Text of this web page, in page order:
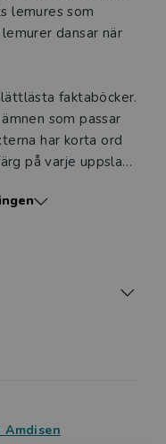
lemures som
dansar när
faktaböcker.
som passar
har korta ord
på varje uppslag.
är översatt av
(...)Det är
antal sidor.
Amdisen